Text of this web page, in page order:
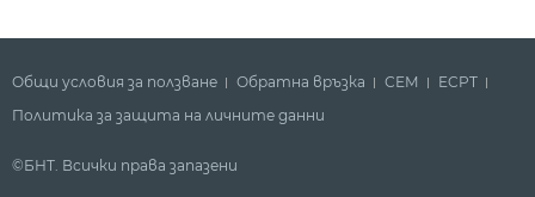
Общи условия за ползване Обратна връзка СЕМ
ECPT
Политика за защита на личните данни
©БНТ. Всички права запазени